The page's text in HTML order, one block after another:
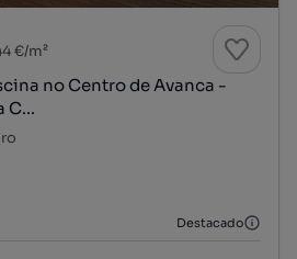
€/m²
no Centro de Avanca -
C...
Destacado